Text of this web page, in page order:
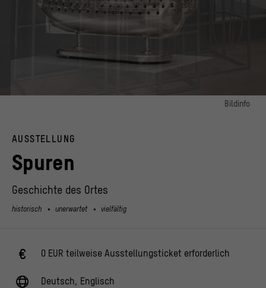
Bildinfo
© Modell der HMS Victory aus dem Berliner Schloss, HM 5063 / Stiftung
Berlin-Brandenburg / Stiftung Humboldt Forum im Berliner Schloss, Foto: Philipp
Spur 35 Eiskaffeebecher aus der Milchbar im Palast der Republik
© Christa Petroff-Bohne / Abt. Öffentlichkeitsarbeit, Palast der Republik /
AUSSTELLUNG
Spuren
Geschichte des Ortes
historisch unerwartet vielfältig
0 EUR teilweise Ausstellungsticket erforderlich
Deutsch, Englisch